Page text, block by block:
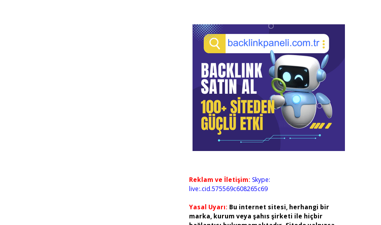
Reklam ve İletişim: Skype:
live:.cid.575569c608265c69
Yasal Uyarı: Bu internet sitesi, herhangi bir
marka, kurum veya şahıs şirketi ile hiçbir